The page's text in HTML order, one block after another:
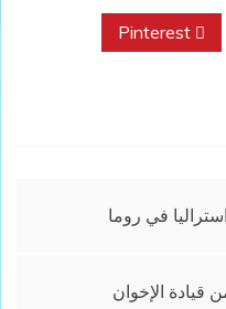
في روما
قيادة الإخوان